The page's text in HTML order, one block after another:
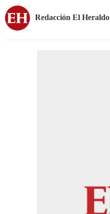
Redacción El Heraldo